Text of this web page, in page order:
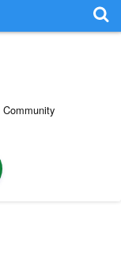
Community